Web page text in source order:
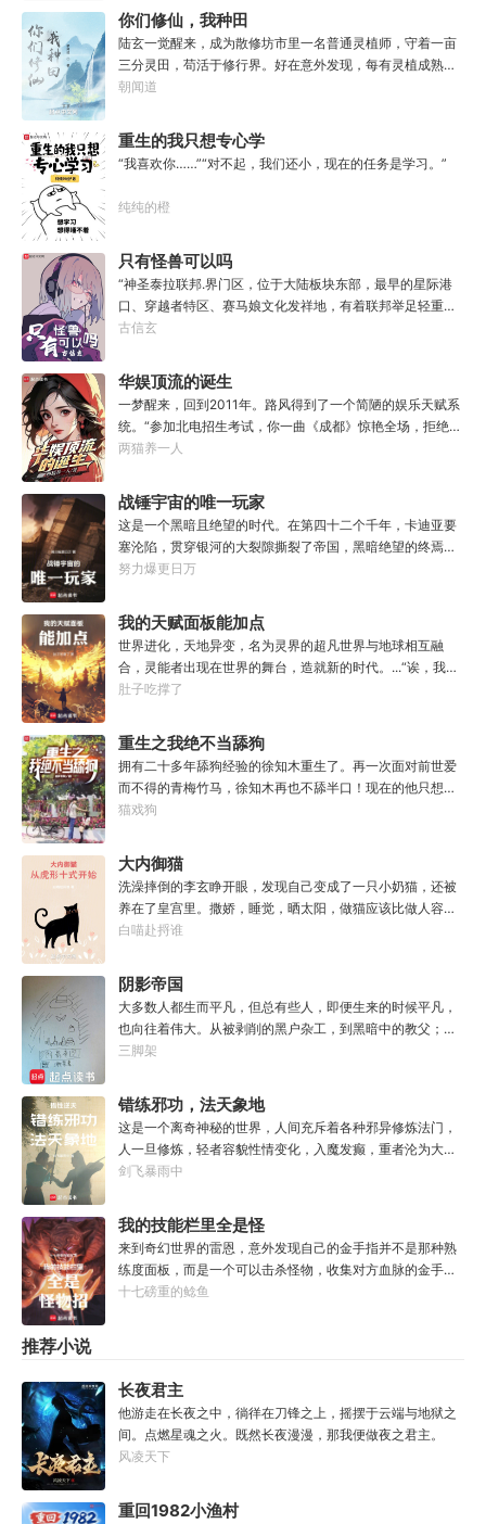
间。
开。”“真的，我已经开过无数次了。”“还有，你们真得快
点，我没时间了。”“没时间？”男人呵呵一笑。“你很忙
吗？”“很忙。”林序点点头。“我得去毁灭下一个世界了。”
你们修仙，我种田
陆玄一觉醒来，成为散修坊市里一名普通灵植师，守着一亩
三分灵田，苟活于修行界。好在意外发现，每有灵植成熟，
自己便能得到额外奖励。收获剑草一株，获得剑丸一枚。收
焰丹丹方一张。……从此，他便安分守住自家灵田，坐看修
行界风起云涌，沧海桑田。“什么切磋斗法，秘境探索，寻仙
缘，得法宝……通通与我无关！”“我只想安安静静的种田。”
朝闻道
重生的我只想专心学
习
“我喜欢你……”“对不起，我们还小，现在的任务是学习。”
纯纯的橙
只有怪兽可以吗
“神圣泰拉联邦.界门区，位于大陆板块东部，最早的星际港
口、穿越者特区、赛马娘文化发祥地，有着联邦举足轻重的
经济地位与社会影响力，大家还记得这份考点么？”“老师，
愉快地告知各位一件事，你们的时事政治将增加一串新的考
点，或许再过两年还会编入历史教材，不过那就不是各位需
要担心的事了。”“啊？”“怪兽宣传特区——这是界门区即将
获得的新称谓，也是今年的新考点。”“至于造就并推进这项
新政策的形象代言人，既是我的学生，也是各位的学长，换
事顺心的那位？”“没错，奥默.林顿，林顿事务所的所长、中
央特雷森的名训练员、黑暗反派系外观第33届冠军得主——
当然，他不爱听最后这个头衔。值得一提的是……他到现在
也总是不顺心。”“因为最近老有人在他事务所咨询赛马娘的
古信玄
华娱顶流的诞生
一梦醒来，回到2011年。路风得到了一个简陋的娱乐天赋系
统。“参加北电招生考试，你一曲《成都》惊艳全场，拒绝蜜
姐邀请，发疯苦学备战高考，以专业第一名入学，恭喜你，
想窒息，带资进组，截胡男一号，与狮姐疯狂炒CP，成功登
顶周票房冠军，恭喜你，获得了【张震的卓越气质】”……什
么是顶流？永争第一，绝不服输！强大的人气，恐怖的票
房，无敌的收视率，踏着无数对手铸就威名，颜值与才华并
存，真实不做作，拥有一个广为流传的爱恨恩怨故事。十年
两猫养一人
战锤宇宙的唯一玩家
这是一个黑暗且绝望的时代。在第四十二个千年，卡迪亚要
塞沦陷，贯穿银河的大裂隙撕裂了帝国，黑暗绝望的终焉时
代降临。人类的命运似乎已被注定，要在无休止的恐怖战争
失的来到这个世界。“剧情对话什么的最烦人了，统统跳
过。”“我不想知道为什么，我只想大开杀戒。”基里曼：达奇
是个优秀的战士，就是不爱听人话，每次想和他说些什么，
他都要跳过。塔拉辛：我很好奇，他是怎么把恒星敲成一个
个方块的。钛族：对那家伙来说，物理学已经不存在了。恐
孩子抓了，把他们洗得白白净净的，这种羞辱让我悲愤欲
绝。奸奇：一切变化都是命运的一部分，但命运被那个混蛋
给打碎了。色孽：其实达奇已经被我腐化了，但我不敢告诉
他。………………达奇：前面忘了，后面也忘了，总之，让亚
努力爆更日万
我的天赋面板能加点
世界进化，天地异变，名为灵界的超凡世界与地球相互融
合，灵能者出现在世界的舞台，造就新的时代。...“诶，我这
天赋面板下面怎么有个加号？”“来都来了，不点一下试
板！加天赋！....【神勇无双】：高额免伤，使用长武器时力
量判定提升50%。【灵能-圣体】：巨量提升灵能量，灵能总
量越多，基础增幅越强。【序列-圣耀】：抗性巨量提升，获
得全新序列力量【神圣力】。....我，叶铭秋，没有开挂，只
是天赋异禀！
肚子吃撑了
重生之我绝不当舔狗
拥有二十多年舔狗经验的徐知木重生了。再一次面对前世爱
而不得的青梅竹马，徐知木再也不舔半口！现在的他只想赚
点钱，去寻找自己真正的宝藏女孩，可是……“知木你最近怎
木，我的电脑又坏了，你再来帮我修修好不好。”“知木，我
想你了，给我一次机会好不好……”凌晨十二点收到信息的徐
知木陷入沉思。姑娘，怎么你成舔狗了？
猫戏狗
大内御猫
洗澡摔倒的李玄睁开眼，发现自己变成了一只小奶猫，还被
养在了皇宫里。撒娇，睡觉，晒太阳，做猫应该比做人容易
吧？李玄本打算跟着自己身份高贵的小主受尽一生恩宠，享
都得散。那一夜，他只是多看了一眼，从此便走上了一条不
归路。【虎形十式：1%】李玄：呔！大内御猫在此，鼠辈还
不束手就擒！
白喵赴捋谁
阴影帝国
大多数人都生而平凡，但总有些人，即便生来的时候平凡，
也向往着伟大。从被剥削的黑户杂工，到黑暗中的教父；从
遵守规则的社会底层，到制定规则的幕后皇帝；阳光照耀时
不仅能够和光一样大，甚至还能遮住光！”“我们从不敲诈勒
索任何人，我们赚到的每一分钱，在良心上都能过的去。”如
果有人在夜晚敲响你的房门，他们要么为你带来我的问候，
要么为你的狂妄带来毁灭。至于你会得到什么，这要看你怎
么选，我的朋友！
三脚架
错练邪功，法天象地
这是一个离奇神秘的世界，人间充斥着各种邪异修炼法门，
人一旦修炼，轻者容貌性情变化，入魔发癫，重者沦为大
药，供邪魔采食……段云穿越而来，意外得到一本大药功法
的情况下，让这功法脱胎换骨，玉剑指路，洞穿一切。后来
他学成的功法越来越多，怀揣“达者兼济天下”的理念，段云
从不藏私，传武天下。谁曾想……“段魔头误我！他告诉我这
桩功滋阴壮阳，如今我却只能蹲着尿尿，呜呜......”“这本《七
分归元气》是那魔头教的我，我如今不是被杀就是踩屎，神
过练练武，传传功，偶尔法天象地一下，怎么就成了罄竹难
书的魔头了呢？这是污蔑！同样的功法，为什么我就没有问
题？错的是你们，不可能是我啊！
剑飞暴雨中
我的技能栏里全是怪
物招
来到奇幻世界的雷恩，意外发现自己的金手指并不是那种熟
练度面板，而是一个可以击杀怪物，收集对方血脉的金手
指。.......原本的黑白遗像，突然间变成了彩色，哥布林图标
时，小腹......“这.......”当他有些茫然，眼角余光瞥过属性栏
时：【姓名：雷恩】【职业：农夫】【加持血脉：普通哥布
林血脉】【血脉天赋：高速繁殖lv2......灵巧lv1.......】【力
量：5】【敏捷：5（+1）】【体质：5】【智力：7】【感
知：5】【魅力：5】......于是，他看向那些强大或变异怪物
和希冀......请问，哪里有巨龙啊？那个.......邪神算不算怪物？
十七磅重的鲶鱼
推荐小说
长夜君主
他游走在长夜之中，徜徉在刀锋之上，摇摆于云端与地狱之
间。点燃星魂之火。既然长夜漫漫，那我便做夜之君主。
风凌天下
重回1982小渔村